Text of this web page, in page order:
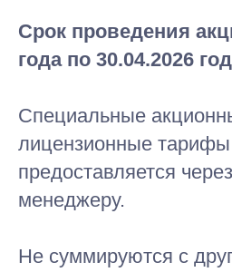
Срок проведения
года по 30.04.2026
Специальные
лицензионные тарифы
предоставляется
менеджеру.
Не суммируются с